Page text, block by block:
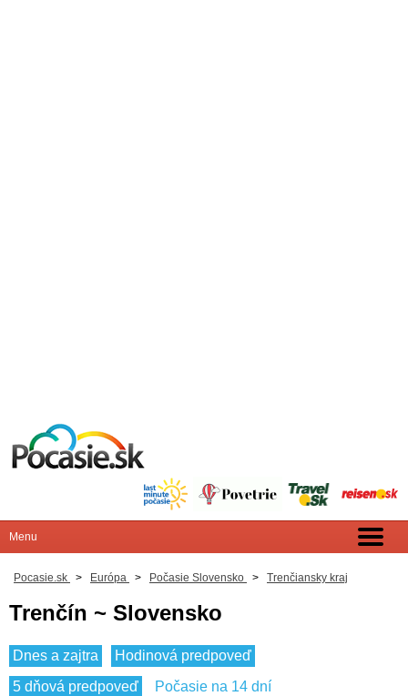
Pocasie.sk > Európa > Počasie Slovensko > Trenčiansky kraj
Trenčín ~ Slovensko
Dnes a zajtra
Hodinová predpoveď
5 dňová predpoveď
Počasie na 14 dní